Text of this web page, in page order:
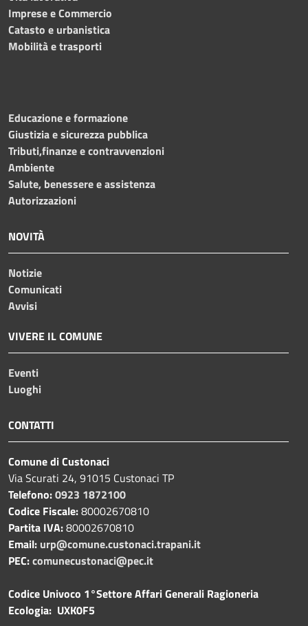
Imprese e Commercio
Catasto e urbanistica
Mobilità e trasporti
Educazione e formazione
Giustizia e sicurezza pubblica
Tributi,finanze e contravvenzioni
Ambiente
Salute, benessere e assistenza
Autorizzazioni
NOVITÀ
Notizie
Comunicati
Avvisi
VIVERE IL COMUNE
Eventi
Luoghi
CONTATTI
Comune di Custonaci
Via Scurati 24, 91015 Custonaci TP
Telefono:0923 1872100
Codice Fiscale:80002670810
Partita IVA:80002670810
Email: urp@comune.custonaci.trapani.it
PEC:comunecustonaci@pec.it
Codice Univoco 1°Settore Affari Generali Ragioneria
Ecologia: UXK0F5